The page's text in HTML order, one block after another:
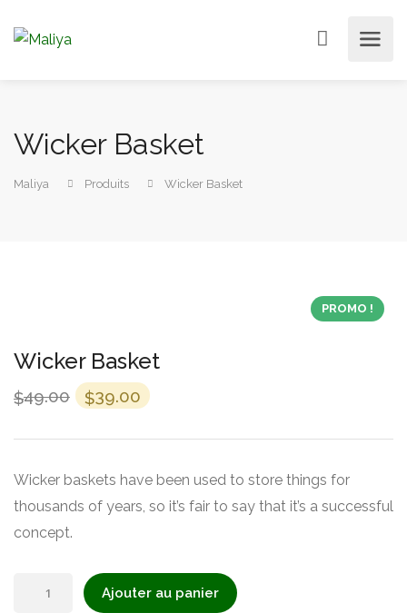
Wicker Basket
Maliya Produits Wicker Basket
PROMO !
Wicker Basket
$49.00 Le
initial
était :
$49.00.
$39.00 Le
actuel
est :
$39.00.
Wicker baskets have been used to store things for
thousands of years, so it’s fair to say that it’s a successful
concept.
Ajouter au panier